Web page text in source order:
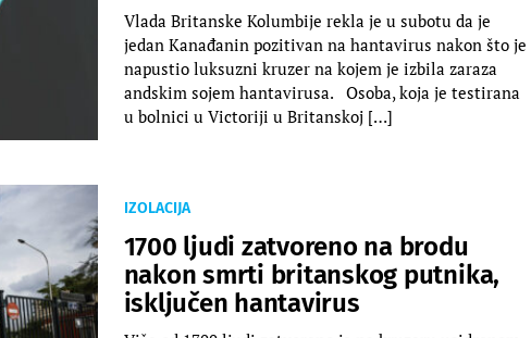
Vlada Britanske Kolumbije rekla je u subotu da je
jedan Kanađanin pozitivan na hantavirus nakon što je
napustio luksuzni kruzer na kojem je izbila zaraza
andskim sojem hantavirusa. Osoba, koja je testirana
u bolnici u Victoriji u Britanskoj […]
IZOLACIJA
1700 ljudi zatvoreno na brodu
nakon smrti britanskog putnika,
isključen hantavirus